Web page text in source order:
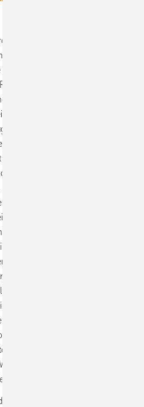
von Skyborn Renewables und
schrieb in einem
gleich mehreren von ihm
zu: ein zu
ausgedehntes
mit hohem Preisdruck, was
von Skyborn Renewables geführt
aus. Aber auch ein nur mäßig
vorteilhaften Bedingungen bei
habe das Interesse an
Bestimmung der Zone AO7 sei das
das nach Abzug aller gegebenen
habe, nicht aber eine
Windkraft-Nutzung zum Ziel
dem Beitrag auf der Internet-
um das finanzielle Kapital nannte
Kosten, Inflation und hoher
suchten sich die Geldanleger
guten Verhältnis von Risiken zu
auch, weil Investoren
regional gebunden sähen und
Industrie geworden sei. AO7 habe
von Risiko zu
erklärte Lammers.
französischen